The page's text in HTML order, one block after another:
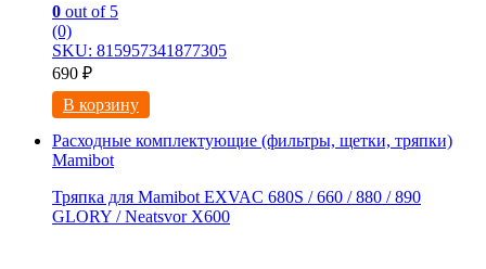
0 out of 5
(0)
SKU: 815957341877305
690 ₽
В корзину
Расходные комплектующие (фильтры, щетки, тряпки)
Mamibot
Тряпка для Mamibot EXVAC 680S / 660 / 880 / 890
GLORY / Neatsvor X600